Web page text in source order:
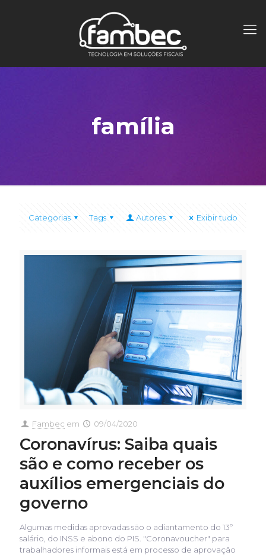
família
Categorias Tags Autores Exibir tudo
Fambec em 09/04/2020
Coronavírus: Saiba quais
são e como receber os
auxílios emergenciais do
governo
Algumas medidas aprovadas são o adiantamento do 13º
salário, do INSS e abono do PIS. "Coronavoucher" para
trabalhadores informais está em processo de aprovação